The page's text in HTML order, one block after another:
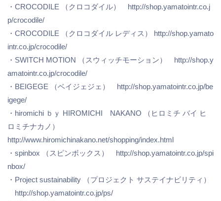
・CROCODILE （クロコダイル） http://shop.yamatointr.co.j
p/crocodile/
・CROCODILE （クロコダイル レディス） http://shop.yamato
intr.co.jp/crocodile/
・SWITCH MOTION （スウィッチモーション） http://shop.y
amatointr.co.jp/crocodile/
・BEIGEGE （ベイジェジェ） http://shop.yamatointr.co.jp/be
igege/
・hiromichi ｂｙ HIROMICHI NAKANO （ヒロミチ バイ ヒ
ロミチナカノ）
http://www.hiromichinakano.net/shopping/index.html
・spinbox （スピンボックス） http://shop.yamatointr.co.jp/spi
nbox/
・Project sustainability （プロジェクト サステイナビリティ）
http://shop.yamatointr.co.jp/ps/